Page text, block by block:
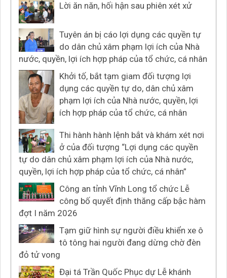
Lời ăn năn, hối hận sau phiên xét xử
Tuyên án bị cáo lợi dụng các quyền tự
do dân chủ xâm phạm lợi ích của Nhà
nước, quyền, lợi ích hợp pháp của tổ chức, cá nhân
Khởi tố, bắt tạm giam đối tượng lợi
dụng các quyền tự do, dân chủ xâm
phạm lợi ích của Nhà nước, quyền, lợi
ích hợp pháp của tổ chức, cá nhân
Thi hành hành lệnh bắt và khám xét nơi
ở của đối tượng “Lợi dụng các quyền
tự do dân chủ xâm phạm lợi ích của Nhà nước,
quyền, lợi ích hợp pháp của tổ chức, cá nhân”
Công an tỉnh Vĩnh Long tổ chức Lễ
công bố quyết định thăng cấp bậc hàm
đợt I năm 2026
Tạm giữ hình sự người điều khiển xe ô
tô tông hai người đang dừng chờ đèn
đỏ tử vong
Đại tá Trần Quốc Phục dự Lễ khánh